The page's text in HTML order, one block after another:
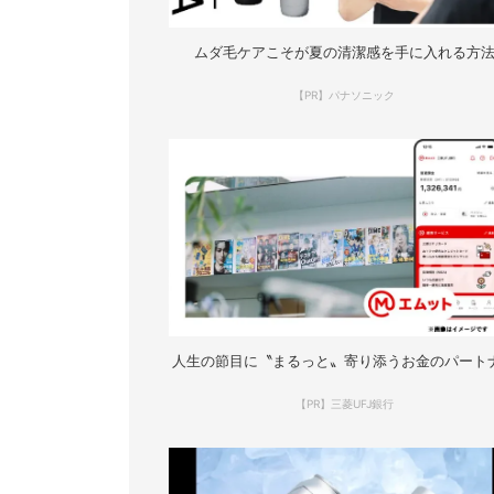
ムダ毛ケアこそが夏の清潔感を手に入れる方法
【PR】パナソニック
人生の節目に〝まるっと〟寄り添うお金のパート
【PR】三菱UFJ銀行